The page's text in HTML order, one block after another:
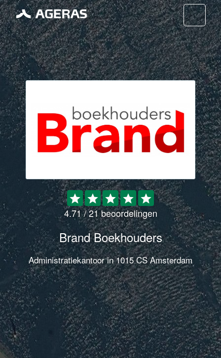
4.71 / 21 beoordelingen
Brand Boekhouders
Administratiekantoor in 1015 CS Amsterdam